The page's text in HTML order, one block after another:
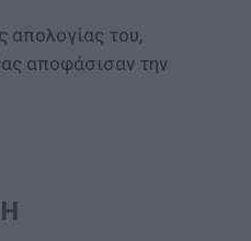
απολογίας του,
αποφάσισαν την